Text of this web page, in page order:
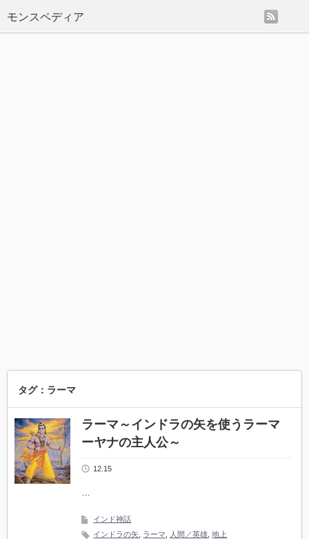
モンスペディア
タグ：ラーマ
ラーマ～インドラの矢を使うラーマ
ーヤナの主人公～
12.15
…
インド神話
インドラの矢 ラーマ 人間／英雄 ,地上